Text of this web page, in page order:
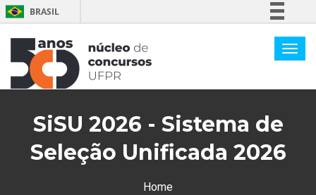
BRASIL
Legislação
SiSU 2026 - Sistema de
Seleção Unificada 2026
Home